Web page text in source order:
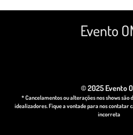
Evento
© 2025 Evento
* Cancelamentos ou alterações nos shows são
idealizadores. Fique a vontade para nos contatar
incorreta